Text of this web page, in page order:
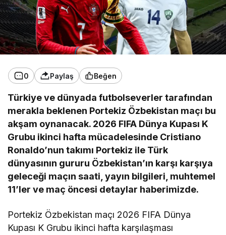
0 Paylaş Beğen
Türkiye ve dünyada futbolseverler tarafından
merakla beklenen Portekiz Özbekistan maçı bu
akşam oynanacak. 2026 FIFA Dünya Kupası K
Grubu ikinci hafta mücadelesinde Cristiano
Ronaldo’nun takımı Portekiz ile Türk
dünyasının gururu Özbekistan’ın karşı karşıya
geleceği maçın saati, yayın bilgileri, muhtemel
11’ler ve maç öncesi detaylar haberimizde.
Portekiz Özbekistan maçı 2026 FIFA Dünya
Kupası K Grubu ikinci hafta karşılaşması